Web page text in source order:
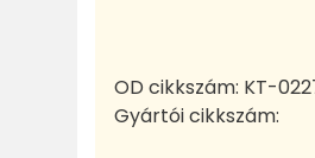
OD cikkszám: KT-
Gyártói cikkszám: